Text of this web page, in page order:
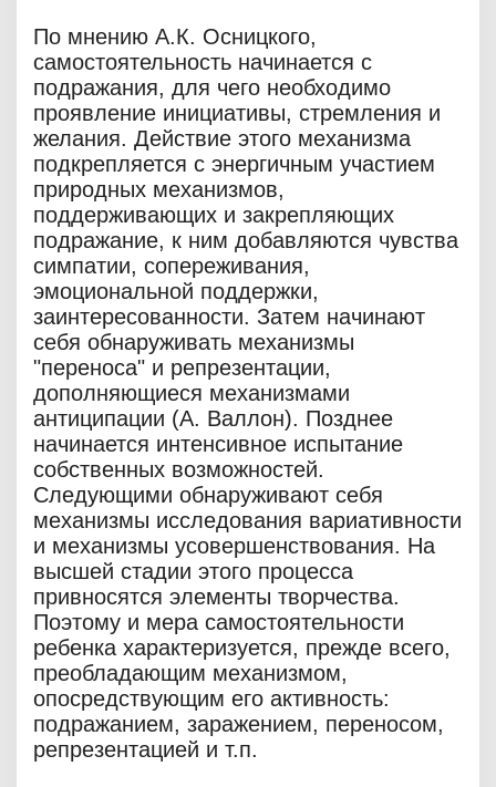
По мнению А.К. Осницкого,
самостоятельность начинается с
подражания, для чего необходимо
проявление инициативы, стремления и
желания. Действие этого механизма
подкрепляется с энергичным участием
природных механизмов,
поддерживающих и закрепляющих
подражание, к ним добавляются чувства
симпатии, сопереживания,
эмоциональной поддержки,
заинтересованности. Затем начинают
себя обнаруживать механизмы
"переноса" и репрезентации,
дополняющиеся механизмами
антиципации (А. Валлон). Позднее
начинается интенсивное испытание
собственных возможностей.
Следующими обнаруживают себя
механизмы исследования вариативности
и механизмы усовершенствования. На
высшей стадии этого процесса
привносятся элементы творчества.
Поэтому и мера самостоятельности
ребенка характеризуется, прежде всего,
преобладающим механизмом,
опосредствующим его активность:
подражанием, заражением, переносом,
репрезентацией и т.п.